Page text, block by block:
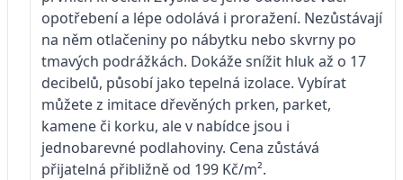
opotřebení a lépe odolává i proražení. Nezůstávají
na něm otlačeniny po nábytku nebo skvrny po
tmavých podrážkách. Dokáže snížit hluk až o 17
decibelů, působí jako tepelná izolace. Vybírat
můžete z imitace dřevěných prken, parket,
kamene či korku, ale v nabídce jsou i
jednobarevné podlahoviny. Cena zůstává
přijatelná přibližně od 199 Kč/m².